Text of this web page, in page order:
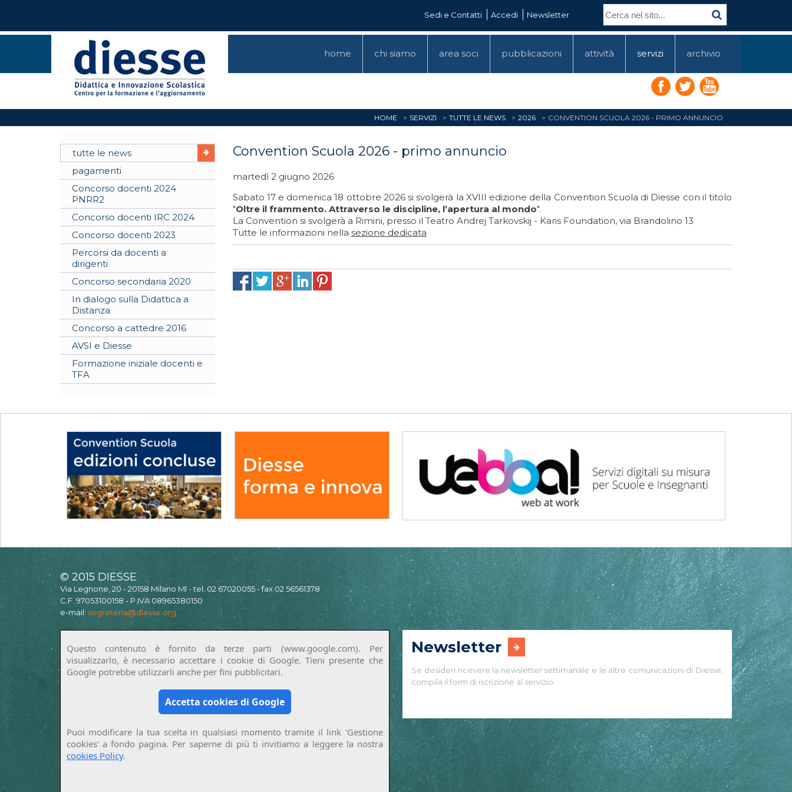
Sedi e Contatti Accedi Newsletter
home chi siamo area soci pubblicazioni attività servizi archivio
HOME SERVIZI TUTTE LE NEWS 2026 CONVENTION SCUOLA 2026 - PRIMO ANNUNCIO
tutte le news
pagamenti
Concorso docenti 2024
PNRR2
Concorso docenti IRC 2024
Concorso docenti 2023
Percorsi da docenti a
dirigenti
Concorso secondaria 2020
In dialogo sulla Didattica a
Distanza
Concorso a cattedre 2016
AVSI e Diesse
Formazione iniziale docenti e
TFA
Convention Scuola 2026 - primo annuncio
martedì 2 giugno 2026
Sabato 17 e domenica 18 ottobre 2026 si svolgerà la XVIII edizione della Convention Scuola di Diesse con il titolo
"Oltre il frammento. Attraverso le discipline, l’apertura al mondo".
La Convention si svolgerà a Rimini, presso il Teatro Andrej Tarkovskij - Karis Foundation, via Brandolino 13
Tutte le informazioni nella sezione dedicata
© 2015 DIESSE
Via Legnone, 20 - 20158 Milano MI - tel. 02 67020055 - fax 02 56561378
C.F. 97053100158 - P.IVA 08965380150
e-mail: segreteria@diesse.org
Questo contenuto è fornito da terze parti (www.google.com). Per
visualizzarlo, è necessario accettare i cookie di Google. Tieni presente che
Google potrebbe utilizzarli anche per fini pubblicitari.
Accetta cookies di Google
Puoi modificare la tua scelta in qualsiasi momento tramite il link 'Gestione
cookies' a fondo pagina. Per saperne di più ti invitiamo a leggere la nostra
cookies Policy.
Newsletter
Se desideri ricevere la newsletter settimanale e le altre comunicazioni di Diesse,
compila il form di iscrizione al servizio.